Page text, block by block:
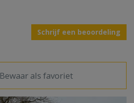
Schrijf een beoordeling
Bewaar als favoriet